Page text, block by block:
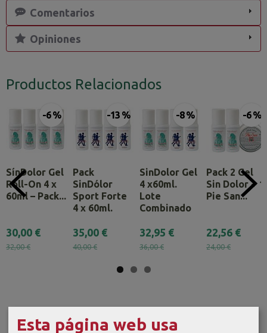
Comentarios
Opiniones
Productos Relacionados
-6 %
SínDolor Gel
Roll-On 4 x
60ml – Pack...
30,00 €
32,00 €
-13 %
Pack
SinDólor
Sport Forte
4 x 60ml.
35,00 €
40,00 €
-8 %
SinDolor Gel
4 x60ml.
Lote
Combinado
32,95 €
36,00 €
-6 %
Pack 2 Gel
Sin Dolor + 1
Pie San...
22,56 €
24,00 €
Esta página web usa